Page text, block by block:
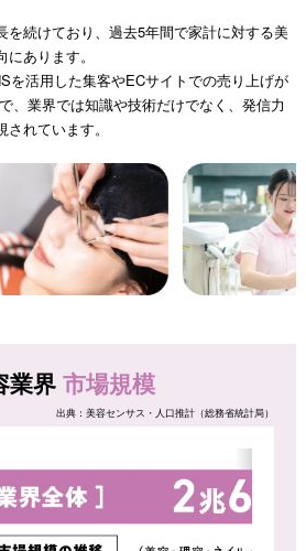
を続けており、過去5年間で家計に対する美
あります。
を活用した集客やECサイトでの売り上げが
、業界では知識や技術だけでなく、発信力
されています。
業界市場規模
出典：美容センサス・人口推計（総務省統計局）